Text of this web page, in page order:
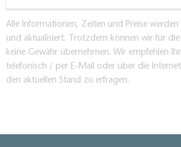
Alle Informationen, Zeiten und Preise
und aktualisiert. Trotzdem können wir für
keine Gewähr übernehmen. Wir empfehlen
telefonisch / per E-Mail oder über die
den aktuellen Stand zu erfragen.